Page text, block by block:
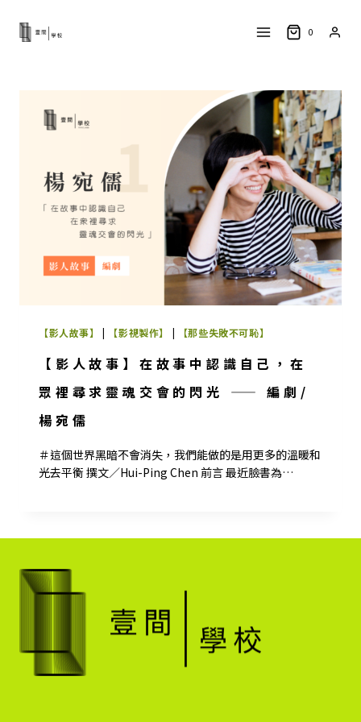
content
0
【影人故事】 | 【影視製作】 | 【那些失敗不可恥】
【影人故事】在故事中認識自己，在
眾裡尋求靈魂交會的閃光 —— 編劇/
楊宛儒
＃這個世界黑暗不會消失，我們能做的是用更多的溫暖和
光去平衡 撰文／Hui-Ping Chen 前言 最近臉書為…